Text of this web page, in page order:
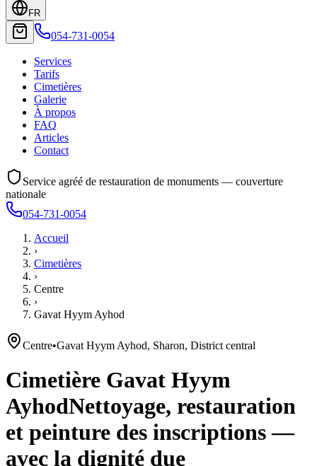
FR
054-731-0054
Services
Tarifs
Cimetières
Galerie
À propos
FAQ
Articles
Contact
Service agréé de restauration de monuments — couverture
nationale
054-731-0054
Accueil
›
Cimetières
›
Centre
›
Gavat Hyym Ayhod
Centre•Gavat Hyym Ayhod, Sharon, District central
Cimetière Gavat Hyym
AyhodNettoyage, restauration
et peinture des inscriptions —
avec la dignité due